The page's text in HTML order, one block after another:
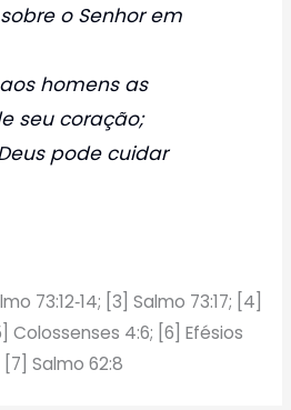
o Senhor em
homens as
seu coração;
pode cuidar
73:12‑14; [3] Salmo 73:17; [4]
Colossenses 4:6; [6] Efésios
[7] Salmo 62:8